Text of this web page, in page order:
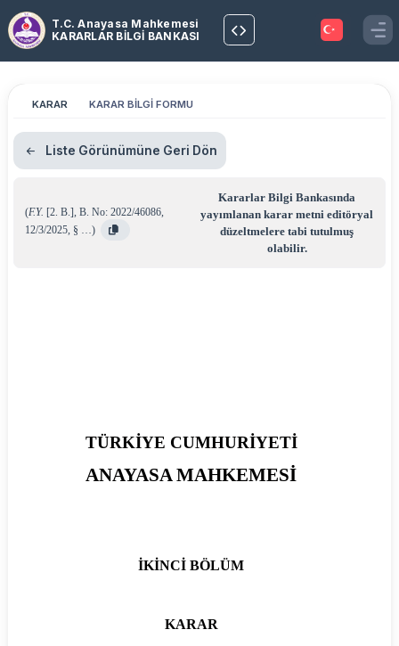
T.C. Anayasa Mahkemesi
KARARLAR BİLGİ BANKASI
KARAR KARAR BİLGİ FORMU
Liste Görünümüne Geri Dön
(F.Y. [2. B.], B. No: 2022/46086,
12/3/2025, § …)
Kararlar Bilgi Bankasında
yayımlanan karar metni editöryal
düzeltmelere tabi tutulmuş
olabilir.